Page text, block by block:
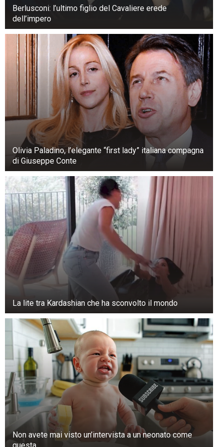
Da circa 20 anni Enrica vive con la figlia
Verdiana, che porta il cognome della madre
anziché quello del padre.
Berlusconi: l’ultimo figlio del Cavaliere erede
dell’impero
Olivia Paladino, l’elegante “first lady” italiana compagna
di Giuseppe Conte
La lite tra Kardashian che ha sconvolto il mondo
Non avete mai visto un’intervista a un neonato come